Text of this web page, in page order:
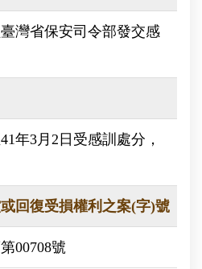
灣省保安司令部發交感
年3月2日受感訓處分，
回復受損權利之案(字)號
00708號